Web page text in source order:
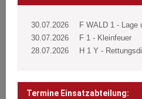
30.07.2026
F WALD 1 - Lage
30.07.2026
F 1 - Kleinfeuer
28.07.2026
H 1 Y -
Termine Einsatzabteilung: